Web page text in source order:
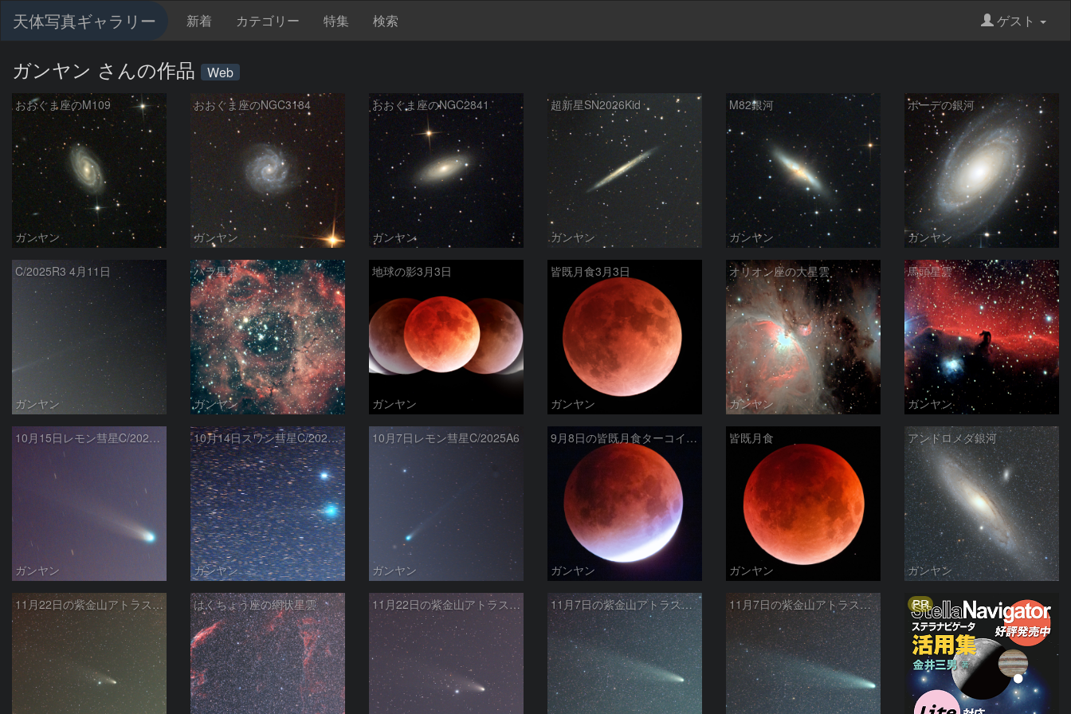
天体写真ギャラリー 新着 カテゴリー 特集 検索 ゲスト
ガンヤン さんの作品 Web
おおぐま座のM109
ガンヤン
おおぐま座のNGC3184
ガンヤン
おおぐま座のNGC2841
ガンヤン
超新星SN2026Kid
ガンヤン
M82銀河
ガンヤン
ボーデの銀河
ガンヤン
C/2025R3 4月11日
ガンヤン
バラ星雲
ガンヤン
地球の影3月3日
ガンヤン
皆既月食3月3日
ガンヤン
オリオン座の大星雲
ガンヤン
馬頭星雲
ガンヤン
10月15日レモン彗星C/2025A6
ガンヤン
10月14日スワン彗星C/2025R2
ガンヤン
10月7日レモン彗星C/2025A6
ガンヤン
9月8日の皆既月食ターコイズフリンジ？
ガンヤン
皆既月食
ガンヤン
アンドロメダ銀河
ガンヤン
11月22日の紫金山アトラス彗星その2 はくちょう座の網状星雲 11月22日の紫金山アトラス彗星 11月7日の紫金山アトラス彗星その2 11月7日の紫金山アトラス彗星 PR